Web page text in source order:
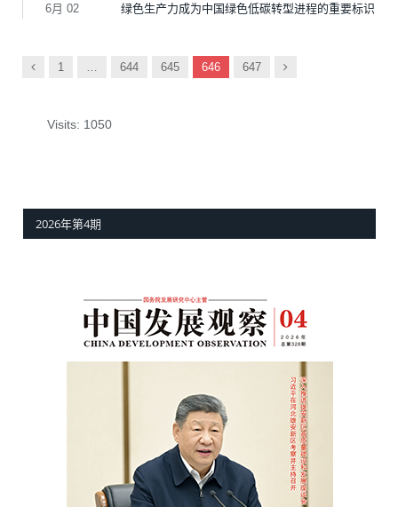
6月 02
绿色生产力成为中国绿色低碳转型进程的重要标识
以
1 644 645 646 647
下
Visits: 1050
2026年第4期